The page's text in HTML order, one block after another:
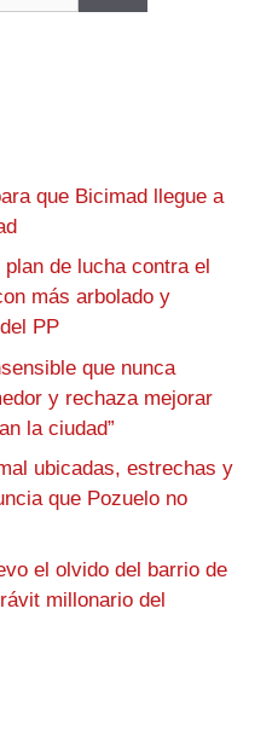
que Bicimad llegue a
de lucha contra el
más arbolado y
PP
que nunca
y rechaza mejorar
la ciudad”
ubicadas, estrechas y
que Pozuelo no
el olvido del barrio de
millonario del